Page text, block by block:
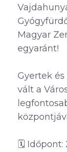
Magyar
egyaránt!
Gyertek
vált a
🗓️ Időpont: